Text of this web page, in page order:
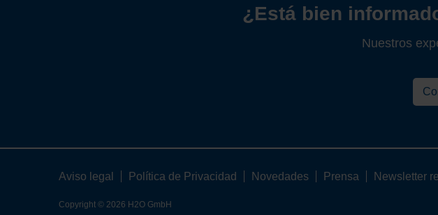
¿Está bien
Nuestros
Aviso legal Política de Privacidad Novedades Prensa Newsletter
Copyright © 2026 H2O GmbH